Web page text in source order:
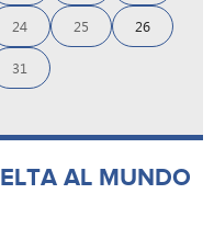
24 25 26
31
AL MUNDO